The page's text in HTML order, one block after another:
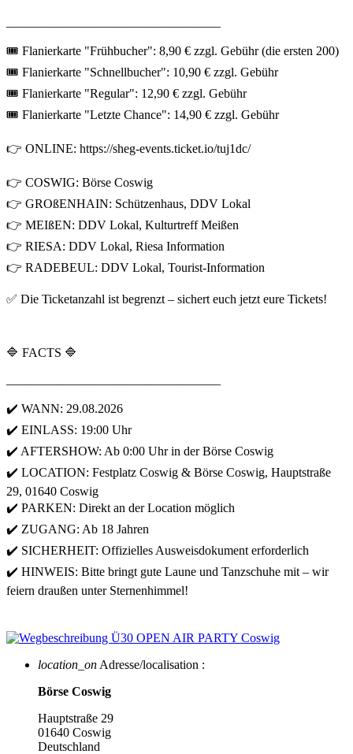
🎟 Flanierkarte "Frühbucher": 8,90 € zzgl. Gebühr (die ersten 200)
🎟 Flanierkarte "Schnellbucher": 10,90 € zzgl. Gebühr
🎟 Flanierkarte "Regular": 12,90 € zzgl. Gebühr
🎟 Flanierkarte "Letzte Chance": 14,90 € zzgl. Gebühr
👉 ONLINE: https://sheg-events.ticket.io/tuj1dc/
👉 COSWIG: Börse Coswig
👉 GROßENHAIN: Schützenhaus, DDV Lokal
👉 MEIßEN: DDV Lokal, Kulturtreff Meißen
👉 RIESA: DDV Lokal, Riesa Information
👉 RADEBEUL: DDV Lokal, Tourist-Information
✅ Die Ticketanzahl ist begrenzt – sichert euch jetzt eure Tickets!
🔷 FACTS 🔷
✔️ WANN: 29.08.2026
✔️ EINLASS: 19:00 Uhr
✔️ AFTERSHOW: Ab 0:00 Uhr in der Börse Coswig
✔️ LOCATION: Festplatz Coswig & Börse Coswig, Hauptstraße
29, 01640 Coswig
✔️ PARKEN: Direkt an der Location möglich
✔️ ZUGANG: Ab 18 Jahren
✔️ SICHERHEIT: Offizielles Ausweisdokument erforderlich
✔️ HINWEIS: Bitte bringt gute Laune und Tanzschuhe mit – wir
feiern draußen unter Sternenhimmel!
location_on Adresse/localisation :
Börse Coswig
Hauptstraße 29
01640 Coswig
Deutschland